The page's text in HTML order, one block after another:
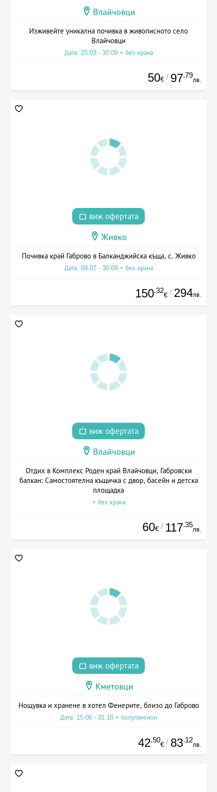
Влайчовци
Изживейте уникална почивка в живописното село
Влайчовци
Дата: 25.03 - 30.09 + без храна
50€ / 97.79
лв.
виж офертата
Живко
Почивка край Габрово в Балканджийска къща, с. Живко
Дата: 09.07 - 30.09 + без храна
150.32
€ / 294лв.
виж офертата
Влайчовци
Отдих в Комплекс Роден край Влайчовци, Габровски
балкан: Самостоятелна къщичка с двор, басейн и детска
площадка
+ без храна
60€ / 117.35
лв.
виж офертата
Кметовци
Нощувка и хранене в хотел Фенерите, близо до Габрово
Дата: 15.06 - 31.10 + полупансион
42.50
€ / 83.12
лв.